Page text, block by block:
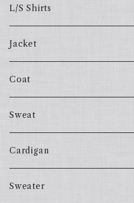
L/S Shirts
Jacket
Coat
Sweat
Cardigan
Sweater